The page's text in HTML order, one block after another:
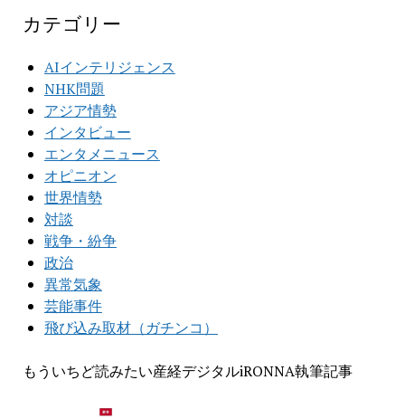
カテゴリー
AIインテリジェンス
NHK問題
アジア情勢
インタビュー
エンタメニュース
オピニオン
世界情勢
対談
戦争・紛争
政治
異常気象
芸能事件
飛び込み取材（ガチンコ）
もういちど読みたい産経デジタルiRONNA執筆記事